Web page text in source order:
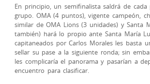
En principio, un semifinalista saldrá de
grupo. OMA (4 puntos), vigente campeón,
similar de OMA Lions (3 unidades) y Santa
también) hará lo propio ante Santa María
capitaneados por Carlos Morales les basta
sellar su pase a la siguiente ronda; sin
les complicaría el panorama y pasarían a
encuentro para clasificar.